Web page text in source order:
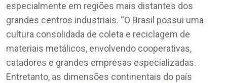
especialmente em regiões mais distantes dos
grandes centros industriais. “O Brasil possui uma
cultura consolidada de coleta e reciclagem de
materiais metálicos, envolvendo cooperativas,
catadores e grandes empresas especializadas.
Entretanto, as dimensões continentais do país